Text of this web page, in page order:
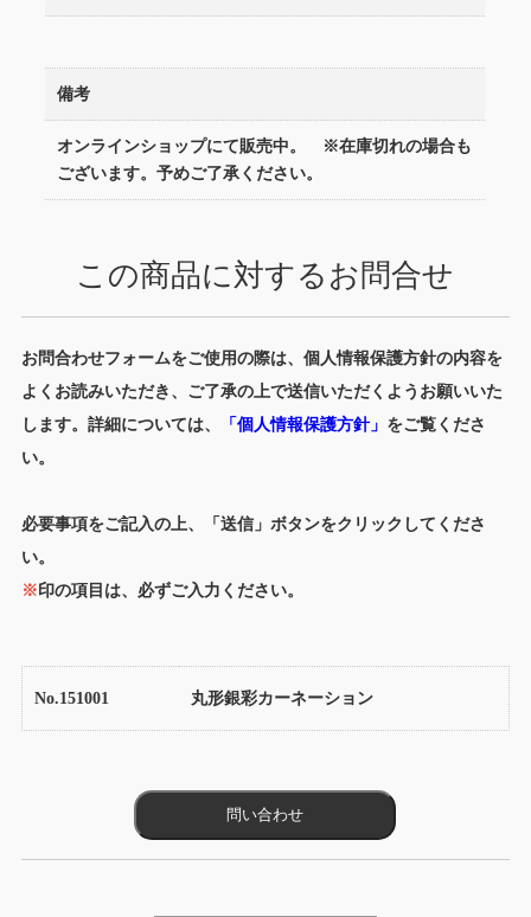
備考
オンラインショップにて販売中。 ※在庫切れの場合も
ございます。予めご了承ください。
この商品に対するお問合せ
お問合わせフォームをご使用の際は、個人情報保護方針の内容を
よくお読みいただき、ご了承の上で送信いただくようお願いいた
します。詳細については、
「個人情報保護方針」 をご覧くださ
い。
必要事項をご記入の上、「送信」ボタンをクリックしてくださ
い。
※印の項目は、必ずご入力ください。
No.151001 丸形銀彩カーネーション